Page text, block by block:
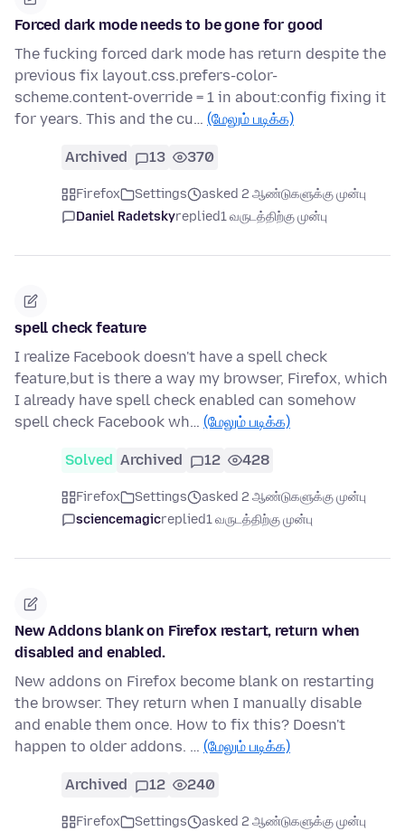
Forced dark mode needs to be gone for good
The fucking forced dark mode has return despite the
previous fix layout.css.prefers-color-
scheme.content-override = 1 in about:config fixing it
for years. This and the cu… (மேலும் படிக்க)
Archived 13 370
Firefox Settings
asked 2 ஆண்டுகளுக்கு முன்பு
Daniel Radetskyreplied1 வருடத்திற்கு முன்பு
spell check feature
I realize Facebook doesn't have a spell check
feature,but is there a way my browser, Firefox, which
I already have spell check enabled can somehow
spell check Facebook wh… (மேலும் படிக்க)
Solved Archived 12 428
Firefox Settings
asked 2 ஆண்டுகளுக்கு முன்பு
sciencemagicreplied1 வருடத்திற்கு முன்பு
New Addons blank on Firefox restart, return when
disabled and enabled.
New addons on Firefox become blank on restarting
the browser. They return when I manually disable
and enable them once. How to fix this? Doesn't
happen to older addons. … (மேலும் படிக்க)
Archived 12 240
Firefox Settings
asked 2 ஆண்டுகளுக்கு முன்பு